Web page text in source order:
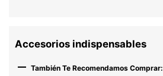
Accesorios indispensables
 También Te Recomendamos Comprar: